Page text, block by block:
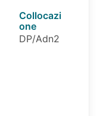
Collocazi
one
DP/Adn2